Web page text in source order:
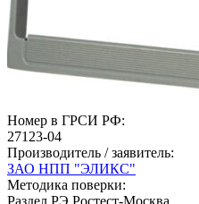
Номер в ГРСИ РФ:
27123-04
Производитель / заявитель:
ЗАО НПП "ЭЛИКС"
Методика поверки:
Раздел РЭ Ростест-Москва